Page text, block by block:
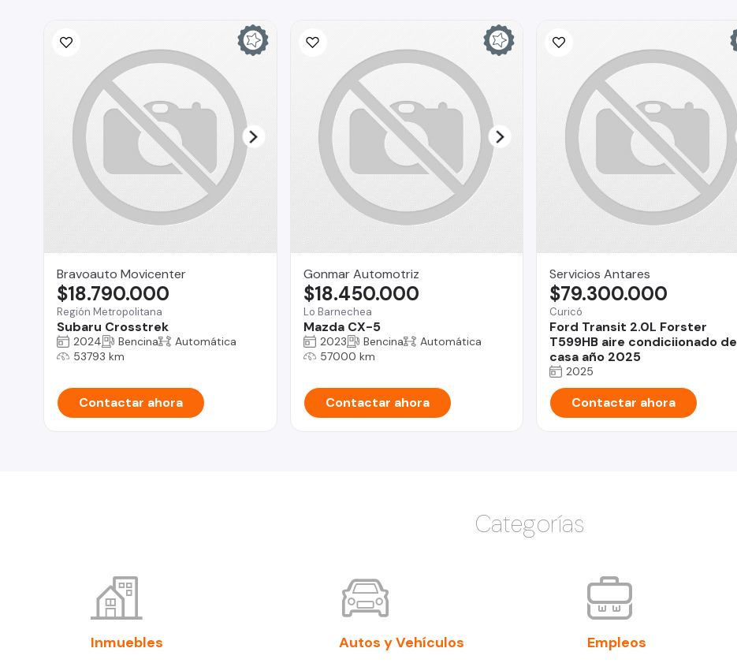
Bravoauto Movicenter
Región Metropolitana
Subaru Crosstrek
$18.790.000
2024 Bencina
Automática
53793 km
Contactar ahora
Gonmar Automotriz
Lo Barnechea
Mazda CX-5
$18.450.000
2023 Bencina
Automática
57000 km
Contactar ahora
Servicios Antares
Curicó
Ford Transit 2.0L Forster
T599HB aire condiciionado de
casa año 2025
$79.300.000
2025
Contactar ahora
Categorías
Inmuebles Autos y Vehículos Empleos